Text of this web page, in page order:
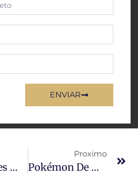
ENVIAR
Os Mascotes Mais Icônicos Do Fast Food Ganham Versões Incríveis Em 3D — Você Vai Se Surpreender
Proximo
Pokémon De Metal Puro: Estas Versões Em 3D Realista Vão Explodir Sua Mente!